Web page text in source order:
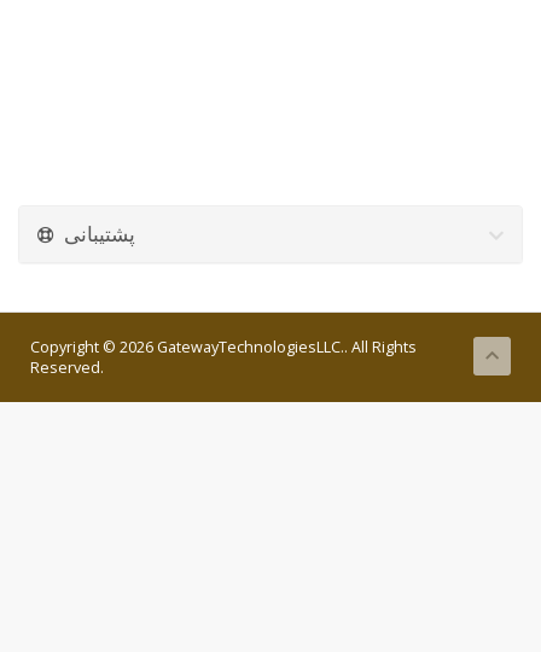
پشتیبانی
Copyright © 2026 GatewayTechnologiesLLC.. All Rights
Reserved.